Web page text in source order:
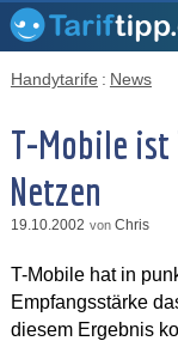
Handytarife : News
T-Mobile ist
Netzen
19.10.2002 von Chris
T-Mobile hat in
Empfangsstärke
diesem Ergebnis